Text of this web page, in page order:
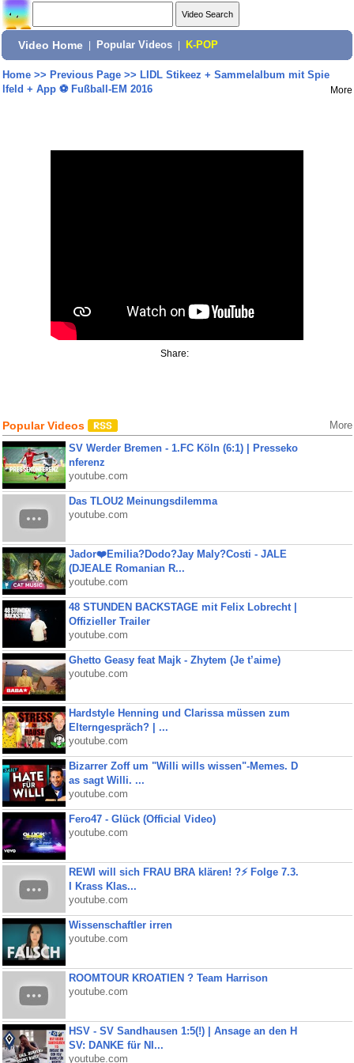
Video Home Popular Videos K-POP
Home>> Previous Page>> LIDL Stikeez + Sammelalbum mit Spie
lfeld + App ⚽️ Fußball-EM 2016
More
Share:
Popular Videos More
SV Werder Bremen - 1.FC Köln (6:1) | Presseko
nferenz
youtube.com
Das TLOU2 Meinungsdilemma
youtube.com
Jador❤️Emilia?Dodo?Jay Maly?Costi - JALE
(DJEALE Romanian R...
youtube.com
48 STUNDEN BACKSTAGE mit Felix Lobrecht |
Offizieller Trailer
youtube.com
Ghetto Geasy feat Majk - Zhytem (Je t’aime)
youtube.com
Hardstyle Henning und Clarissa müssen zum
Elterngespräch? | ...
youtube.com
Bizarrer Zoff um "Willi wills wissen"-Memes. D
as sagt Willi. ...
youtube.com
Fero47 - Glück (Official Video)
youtube.com
REWI will sich FRAU BRA klären! ?⚡️ Folge 7.3.
I Krass Klas...
youtube.com
Wissenschaftler irren
youtube.com
ROOMTOUR KROATIEN ? Team Harrison
youtube.com
HSV - SV Sandhausen 1:5(!) | Ansage an den H
SV: DANKE für NI...
youtube.com